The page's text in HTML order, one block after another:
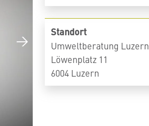
Standort
Umweltberatung Luzern
Löwenplatz 11
6004 Luzern